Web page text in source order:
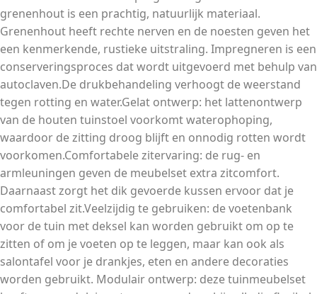
grenenhout is een prachtig, natuurlijk materiaal.
Grenenhout heeft rechte nerven en de noesten geven het
een kenmerkende, rustieke uitstraling. Impregneren is een
conserveringsproces dat wordt uitgevoerd met behulp van
autoclaven.De drukbehandeling verhoogt de weerstand
tegen rotting en water.Gelat ontwerp: het lattenontwerp
van de houten tuinstoel voorkomt waterophoping,
waardoor de zitting droog blijft en onnodig rotten wordt
voorkomen.Comfortabele zitervaring: de rug- en
armleuningen geven de meubelset extra zitcomfort.
Daarnaast zorgt het dik gevoerde kussen ervoor dat je
comfortabel zit.Veelzijdig te gebruiken: de voetenbank
voor de tuin met deksel kan worden gebruikt om op te
zitten of om je voeten op te leggen, maar kan ook als
salontafel voor je drankjes, eten en andere decoraties
worden gebruikt. Modulair ontwerp: deze tuinmeubelset